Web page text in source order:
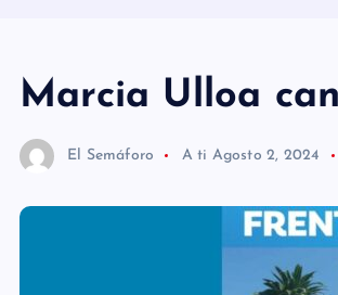
Marcia Ulloa
El Semáforo A ti Agosto 2, 2024